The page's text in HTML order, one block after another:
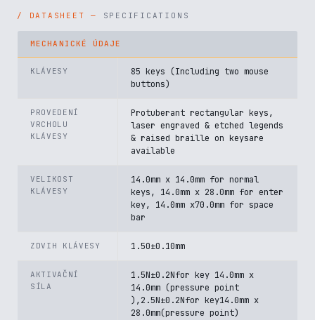
SPECIFICATIONS
MECHANICKÉ ÚDAJE
KLÁVESY
85 keys (Including two mouse
buttons)
PROVEDENÍ
VRCHOLU
KLÁVESY
Protuberant rectangular keys,
laser engraved & etched legends
& raised braille on keysare
available
VELIKOST
KLÁVESY
14.0mm x 14.0mm for normal
keys, 14.0mm x 28.0mm for enter
key, 14.0mm x70.0mm for space
bar
ZDVIH KLÁVESY 1.50±0.10mm
AKTIVAČNÍ
SÍLA
1.5N±0.2Nfor key 14.0mm x
14.0mm (pressure point
),2.5N±0.2Nfor key14.0mm x
28.0mm(pressure point)